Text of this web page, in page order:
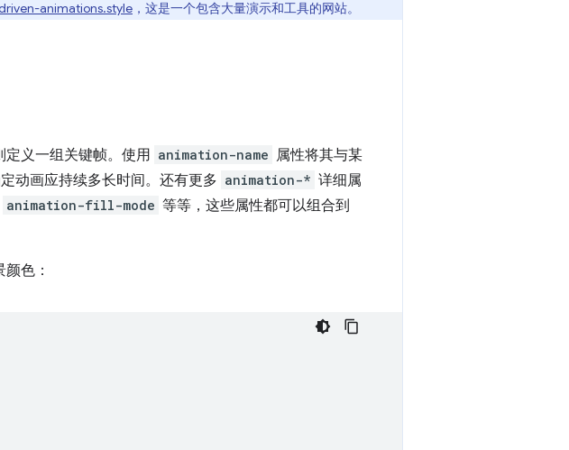
animations.style ，这是一个包含大量演示和工具的网站。
定义一组关键帧。使用 animation-name 属性将其与某
动画应持续多长时间。还有更多 animation-* 详细属
animation-fill-mode 等等，这些属性都可以组合到
色：